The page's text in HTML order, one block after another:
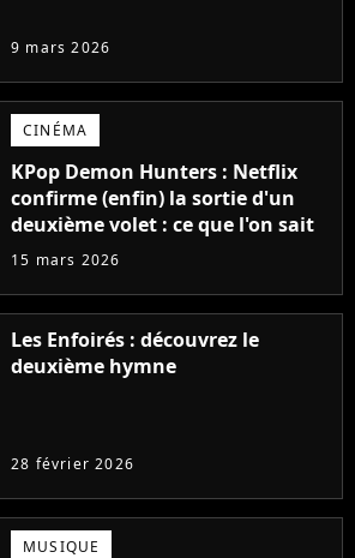
9 mars 2026
CINÉMA
KPop Demon Hunters : Netflix
confirme (enfin) la sortie d'un
deuxième volet : ce que l'on sait
15 mars 2026
Les Enfoirés : découvrez le
deuxième hymne
28 février 2026
MUSIQUE